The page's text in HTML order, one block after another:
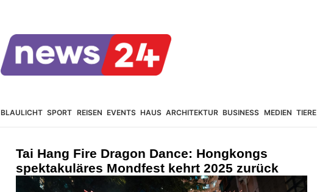
BLAULICHT SPORT REISEN EVENTS HAUS ARCHITEKTUR BUSINESS MEDIEN TIERE
Tai Hang Fire Dragon Dance: Hongkongs
spektakuläres Mondfest kehrt 2025 zurück